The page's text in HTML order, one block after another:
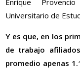
Enrique
Universitario de
Y es que, en los
de trabajo
promedio apenas